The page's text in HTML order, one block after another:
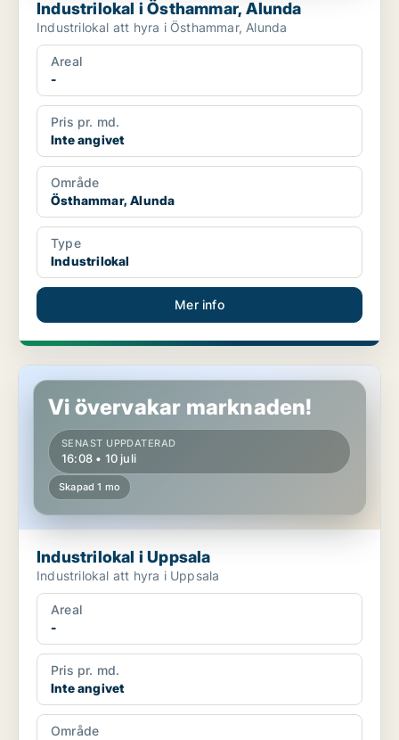
Industrilokal i Östhammar, Alunda
Industrilokal att hyra i Östhammar, Alunda
Areal
-
Pris pr. md.
Inte angivet
Område
Östhammar, Alunda
Type
Industrilokal
Mer info
Industrilokal i Uppsala
Vi övervakar marknaden!
SENAST UPPDATERAD
16:08 • 10 juli
Skapad 1 mo
Industrilokal i Uppsala
Industrilokal att hyra i Uppsala
Areal
-
Pris pr. md.
Inte angivet
Område